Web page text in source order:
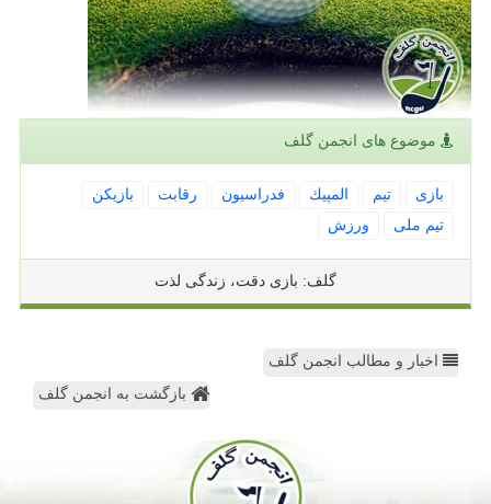
موضوع های انجمن گلف
بازی تیم المپیك فدراسیون رقابت
بازیكن
تیم ملی
ورزش
گلف: بازی دقت، زندگی لذت
اخبار و مطالب انجمن گلف
بازگشت به انجمن گلف